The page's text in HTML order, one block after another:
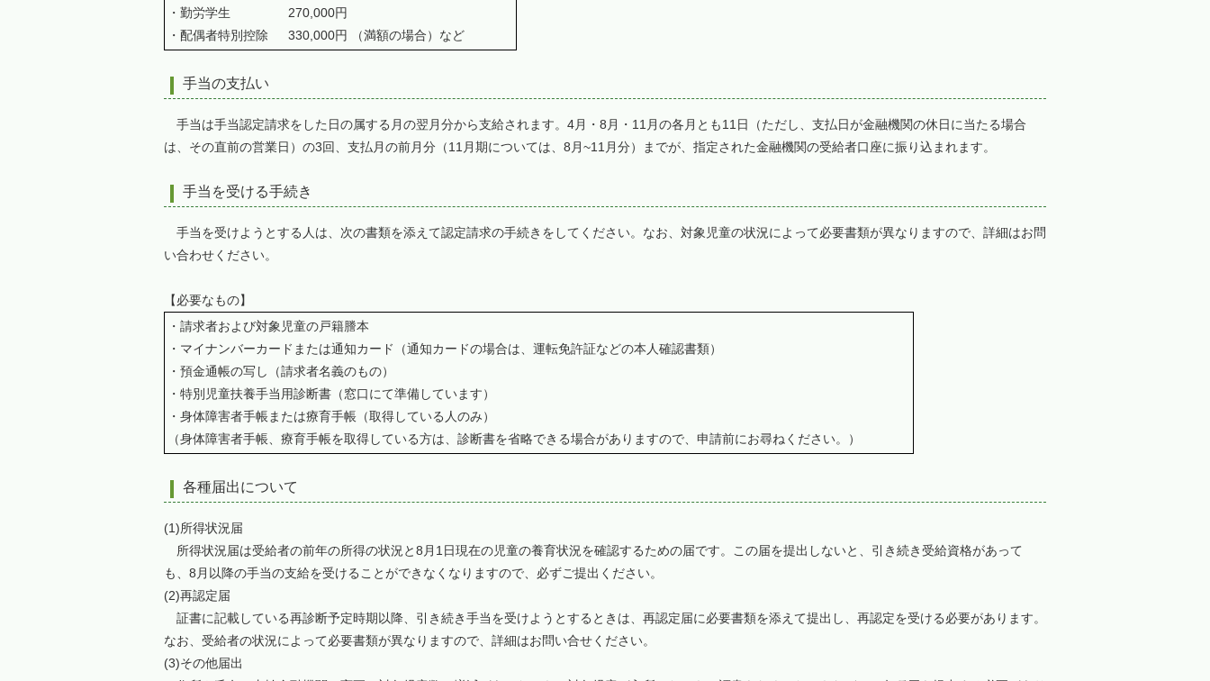
・勤労学生 270,000円
・配偶者特別控除 330,000円 （満額の場合）など
手当の支払い
手当は手当認定請求をした日の属する月の翌月分から支給されます。4月・8月・11月の各月とも11日（ただし、支払日が金融機関の休日に当たる場合
は、その直前の営業日）の3回、支払月の前月分（11月期については、8月~11月分）までが、指定された金融機関の受給者口座に振り込まれます。
手当を受ける手続き
手当を受けようとする人は、次の書類を添えて認定請求の手続きをしてください。なお、対象児童の状況によって必要書類が異なりますので、詳細はお問
い合わせください。
【必要なもの】
・請求者および対象児童の戸籍謄本
・マイナンバーカードまたは通知カード（通知カードの場合は、運転免許証などの本人確認書類）
・預金通帳の写し（請求者名義のもの）
・特別児童扶養手当用診断書（窓口にて準備しています）
・身体障害者手帳または療育手帳（取得している人のみ）
（身体障害者手帳、療育手帳を取得している方は、診断書を省略できる場合がありますので、申請前にお尋ねください。）
各種届出について
(1)所得状況届
所得状況届は受給者の前年の所得の状況と8月1日現在の児童の養育状況を確認するための届です。この届を提出しないと、引き続き受給資格があって
も、8月以降の手当の支給を受けることができなくなりますので、必ずご提出ください。
(2)再認定届
証書に記載している再診断予定時期以降、引き続き手当を受けようとするときは、再認定届に必要書類を添えて提出し、再認定を受ける必要があります。
なお、受給者の状況によって必要書類が異なりますので、詳細はお問い合せください。
(3)その他届出